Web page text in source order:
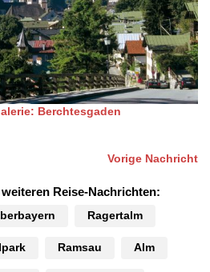
Berchtesgaden
Vorige Nachricht
Reise-Nachrichten:
Ragertalm
Ramsau Alm